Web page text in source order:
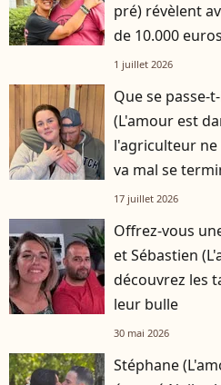
pré) révèlent
de 10.000 euros
1 juillet 2026
Que se passe-
(L'amour est
l'agriculteur ne
va mal se
17 juillet 2026
Offrez-vous
et Sébastien
découvrez les
leur bulle
30 mai 2026
Stéphane